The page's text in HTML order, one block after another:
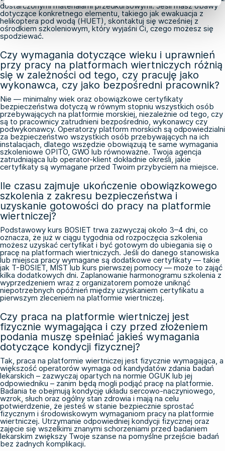
dostarczonymi materiałami przedkursowymi. Jeśli masz obawy
dotyczące konkretnego elementu, takiego jak ewakuacja z
helikoptera pod wodą (HUET), skontaktuj się wcześniej z
ośrodkiem szkoleniowym, który wyjaśni Ci, czego możesz się
spodziewać.
Czy wymagania dotyczące wieku i uprawnień
przy pracy na platformach wiertniczych różnią
się w zależności od tego, czy pracuję jako
wykonawca, czy jako bezpośredni pracownik?
Nie — minimalny wiek oraz obowiązkowe certyfikaty
bezpieczeństwa dotyczą w równym stopniu wszystkich osób
przebywających na platformie morskiej, niezależnie od tego, czy
są to pracownicy zatrudnieni bezpośrednio, wykonawcy czy
podwykonawcy. Operatorzy platform morskich są odpowiedzialni
za bezpieczeństwo wszystkich osób przebywających na ich
instalacjach, dlatego wszędzie obowiązują te same wymagania
szkoleniowe OPITO, GWO lub równoważne. Twoja agencja
zatrudniająca lub operator-klient dokładnie określi, jakie
certyfikaty są wymagane przed Twoim przybyciem na miejsce.
Ile czasu zajmuje ukończenie obowiązkowego
szkolenia z zakresu bezpieczeństwa i
uzyskanie gotowości do pracy na platformie
wiertniczej?
Podstawowy kurs BOSIET trwa zazwyczaj około 3–4 dni, co
oznacza, że już w ciągu tygodnia od rozpoczęcia szkolenia
możesz uzyskać certyfikat i być gotowym do ubiegania się o
pracę na platformach wiertniczych. Jeśli do danego stanowiska
lub miejsca pracy wymagane są dodatkowe certyfikaty — takie
jak T-BOSIET, MIST lub kurs pierwszej pomocy — może to zająć
kilka dodatkowych dni. Zaplanowanie harmonogramu szkolenia z
wyprzedzeniem wraz z organizatorem pomoże uniknąć
niepotrzebnych opóźnień między uzyskaniem certyfikatu a
pierwszym zleceniem na platformie wiertniczej.
Czy praca na platformie wiertniczej jest
fizycznie wymagająca i czy przed złożeniem
podania muszę spełniać jakieś wymagania
dotyczące kondycji fizycznej?
Tak, praca na platformie wiertniczej jest fizycznie wymagająca, a
większość operatorów wymaga od kandydatów zdania badań
lekarskich – zazwyczaj opartych na normie OGUK lub jej
odpowiedniku – zanim będą mogli podjąć pracę na platformie.
Badania te obejmują kondycję układu sercowo-naczyniowego,
wzrok, słuch oraz ogólny stan zdrowia i mają na celu
potwierdzenie, że jesteś w stanie bezpiecznie sprostać
fizycznym i środowiskowym wymaganiom pracy na platformie
wiertniczej. Utrzymanie odpowiedniej kondycji fizycznej oraz
zajęcie się wszelkimi znanymi schorzeniami przed badaniem
lekarskim zwiększy Twoje szanse na pomyślne przejście badań
bez żadnych komplikacji.